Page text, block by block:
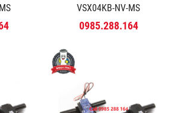
VSX04KB-NV-MS
0985.288.164